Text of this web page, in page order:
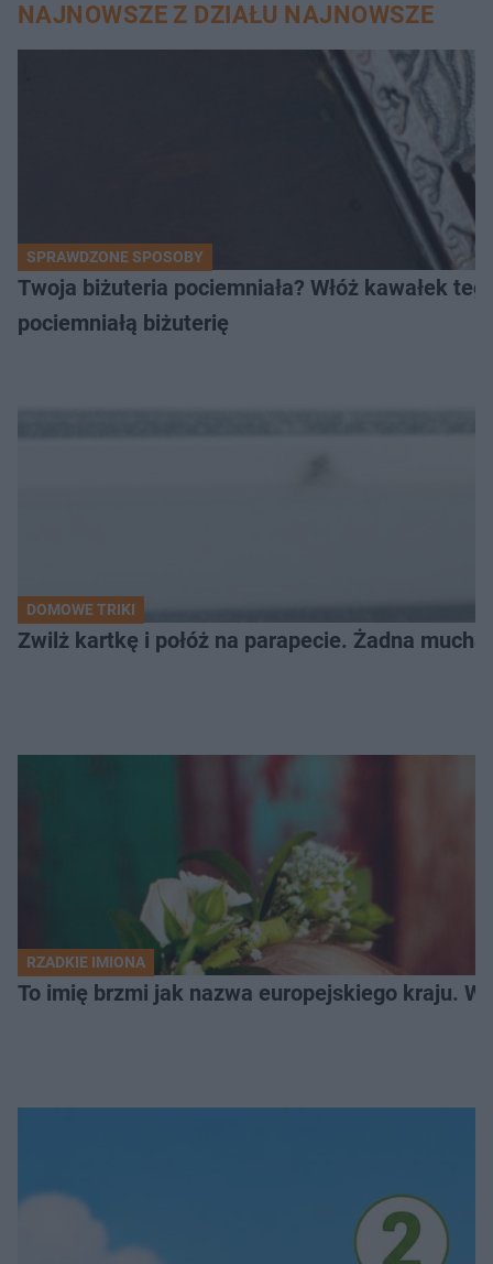
NAJNOWSZE Z DZIAŁU NAJNOWSZE
SPRAWDZONE SPOSOBY
Twoja biżuteria pociemniała? Włóż kawałek
pociemniałą biżuterię
DOMOWE TRIKI
Zwilż kartkę i połóż na parapecie. Żadna
RZADKIE IMIONA
To imię brzmi jak nazwa europejskiego kraju.